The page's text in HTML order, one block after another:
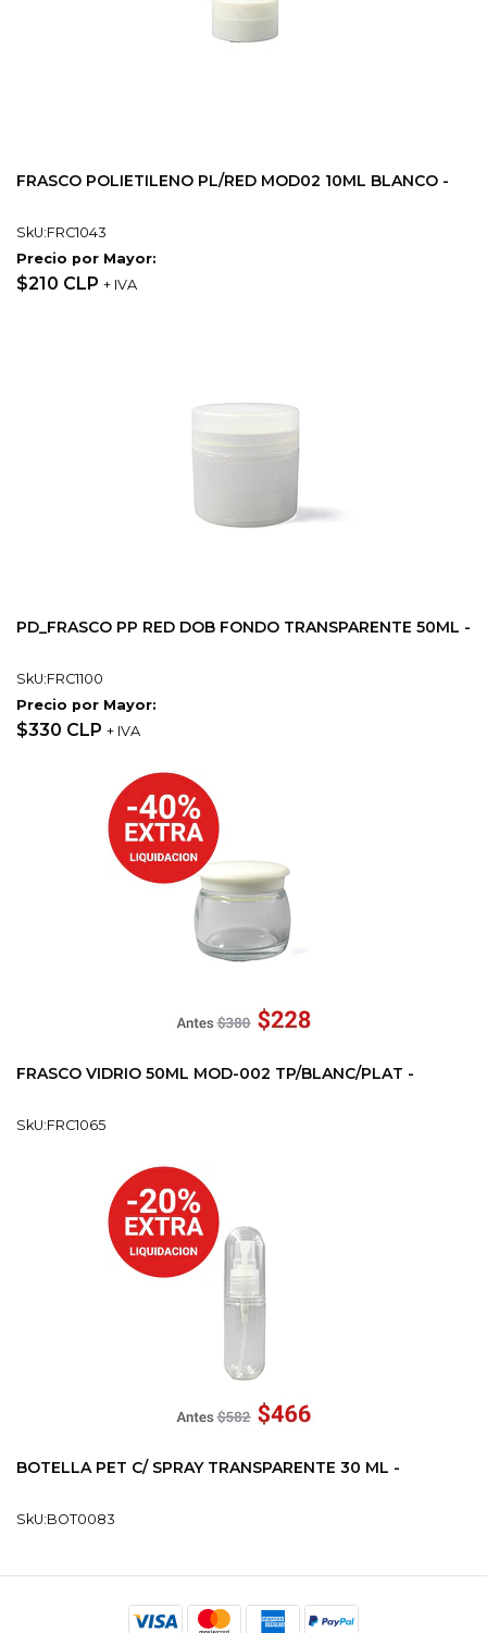
FRASCO POLIETILENO PL/RED MOD02 10ML BLANCO -
SkU:FRC1043
Precio por Mayor:
$210 CLP + IVA
PD_FRASCO PP RED DOB FONDO TRANSPARENTE 50ML -
SkU:FRC1100
Precio por Mayor:
$330 CLP + IVA
FRASCO VIDRIO 50ML MOD-002 TP/BLANC/PLAT -
SkU:FRC1065
BOTELLA PET C/ SPRAY TRANSPARENTE 30 ML -
SkU:BOT0083